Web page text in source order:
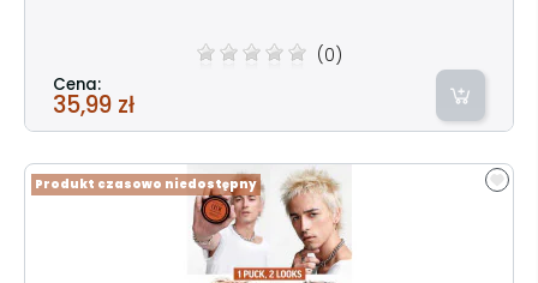
(0)
Cena:
35,99 zł
Produkt czasowo niedostępny